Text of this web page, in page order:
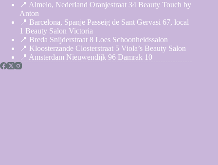
📍 Almelo, Nederland Oranjestraat 34 Beauty Touch by
Anton
📍 Barcelona, Spanje Passeig de Sant Gervasi 67, local
1 Beauty Salon Victoria
📍 Breda Snijderstraat 8 Loes Schoonheidssalon
📍 Kloosterzande Closterstraat 5 Viola’s Beauty Salon
📍 Amsterdam Nieuwendijk 96 Damrak 10